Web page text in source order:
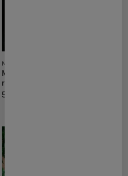
Écharpe Elie en laine - 100%
MORPHÉE
Morphée Zen - box
relaxation nomade
Prix
59,95 €